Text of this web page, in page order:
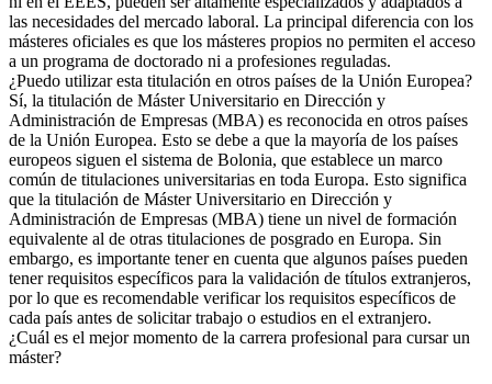
las necesidades del mercado laboral. La principal diferencia con los
másteres oficiales es que los másteres propios no permiten el acceso
a un programa de doctorado ni a profesiones reguladas.
¿Puedo utilizar esta titulación en otros países de la Unión Europea?
Sí, la titulación de Máster Universitario en Dirección y
Administración de Empresas (MBA) es reconocida en otros países
de la Unión Europea. Esto se debe a que la mayoría de los países
europeos siguen el sistema de Bolonia, que establece un marco
común de titulaciones universitarias en toda Europa. Esto significa
que la titulación de Máster Universitario en Dirección y
Administración de Empresas (MBA) tiene un nivel de formación
equivalente al de otras titulaciones de posgrado en Europa. Sin
embargo, es importante tener en cuenta que algunos países pueden
tener requisitos específicos para la validación de títulos extranjeros,
por lo que es recomendable verificar los requisitos específicos de
cada país antes de solicitar trabajo o estudios en el extranjero.
¿Cuál es el mejor momento de la carrera profesional para cursar un
máster?